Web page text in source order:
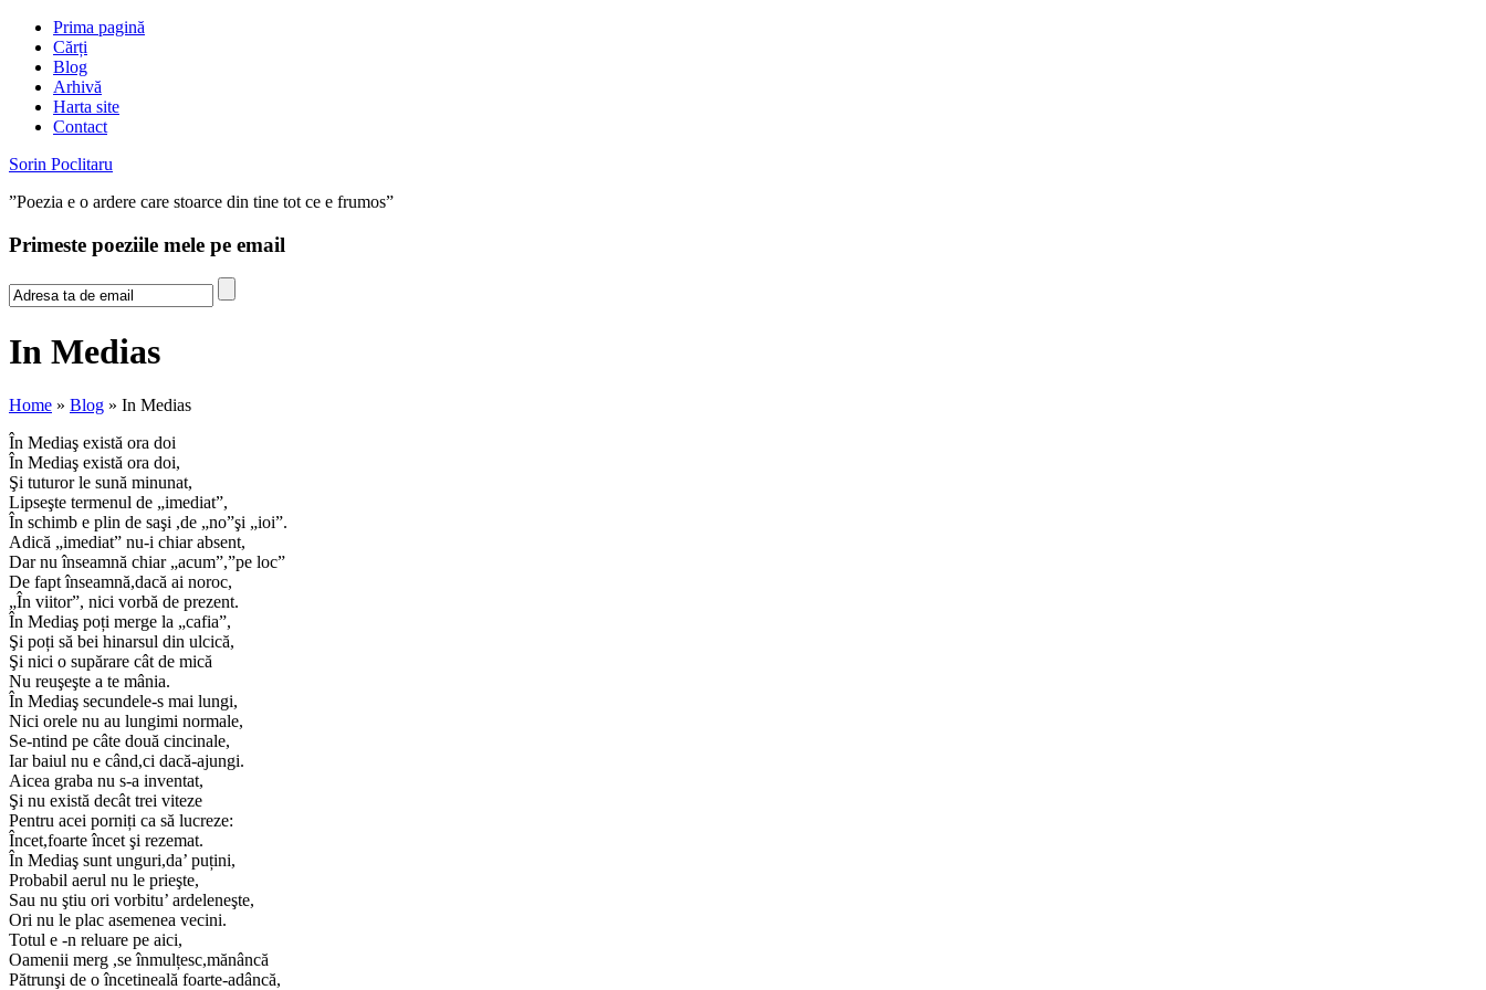
Prima pagină
Cărți
Blog
Arhivă
Harta site
Contact
Sorin Poclitaru
”Poezia e o ardere care stoarce din tine tot ce e frumos”
Primeste poeziile mele pe email
In Medias
Home » Blog » In Medias
În Mediaş există ora doi
În Mediaş există ora doi,
Şi tuturor le sună minunat,
Lipseşte termenul de „imediat”,
În schimb e plin de saşi ,de „no”şi „ioi”.
Adică „imediat” nu-i chiar absent,
Dar nu înseamnă chiar „acum”,”pe loc”
De fapt înseamnă,dacă ai noroc,
„În viitor”, nici vorbă de prezent.
În Mediaş poți merge la „cafia”,
Şi poți să bei hinarsul din ulcică,
Şi nici o supărare cât de mică
Nu reuşeşte a te mânia.
În Mediaş secundele-s mai lungi,
Nici orele nu au lungimi normale,
Se-ntind pe câte două cincinale,
Iar baiul nu e când,ci dacă-ajungi.
Aicea graba nu s-a inventat,
Şi nu există decât trei viteze
Pentru acei porniți ca să lucreze:
Încet,foarte încet şi rezemat.
În Mediaş sunt unguri,da’ puțini,
Probabil aerul nu le prieşte,
Sau nu ştiu ori vorbitu’ ardeleneşte,
Ori nu le plac asemenea vecini.
Totul e -n reluare pe aici,
Oamenii merg ,se înmulțesc,mănâncă
Pătrunşi de o încetineală foarte-adâncă,